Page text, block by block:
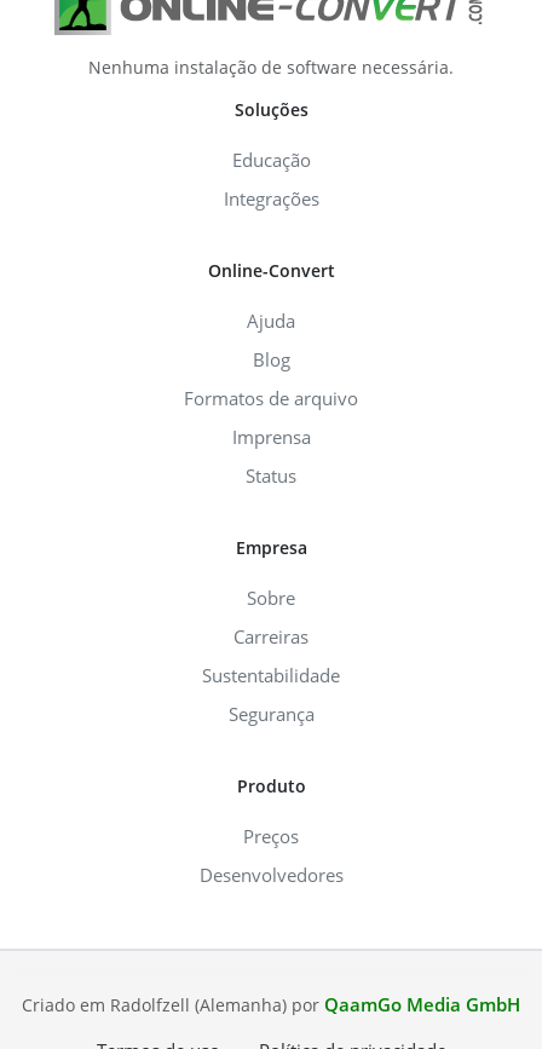
Nenhuma instalação de software necessária.
Soluções
Educação
Integrações
Online-Convert
Ajuda
Blog
Formatos de arquivo
Imprensa
Status
Empresa
Sobre
Carreiras
Sustentabilidade
Segurança
Produto
Preços
Desenvolvedores
Criado em Radolfzell (Alemanha) por QaamGo Media GmbH